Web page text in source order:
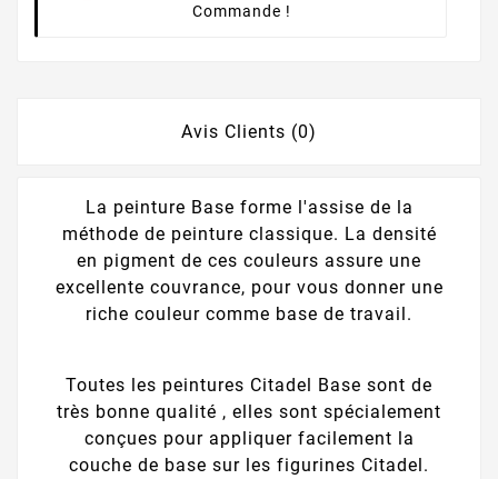
Commande !
Avis Clients (0)
La peinture Base forme l'assise de la
méthode de peinture classique. La densité
en pigment de ces couleurs assure une
excellente couvrance, pour vous donner une
riche couleur comme base de travail.
Toutes les peintures Citadel Base sont de
très bonne qualité , elles sont spécialement
conçues pour appliquer facilement la
couche de base sur les figurines Citadel.